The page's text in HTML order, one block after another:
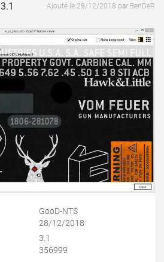
Ajouté le 28/12/2018 par BenDeR
GooD-NTS
28/12/2018
3.1
356999